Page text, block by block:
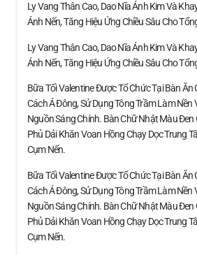
Ly Vang Thân Cao, Dao Nĩa Ánh Kim Và
Ánh Nến, Tăng Hiệu Ứng Chiều Sâu Cho
Ly Vang Thân Cao, Dao Nĩa Ánh Kim Và
Ánh Nến, Tăng Hiệu Ứng Chiều Sâu Cho
Bữa Tối Valentine Được Tổ Chức Tại Bàn Ăn
Cách Á Đông, Sử Dụng Tông Trầm Làm Nền
Nguồn Sáng Chính. Bàn Chữ Nhật Màu Đen
Phủ Dải Khăn Voan Hồng Chạy Dọc Trung
Cụm Nến.
Bữa Tối Valentine Được Tổ Chức Tại Bàn Ăn
Cách Á Đông, Sử Dụng Tông Trầm Làm Nền
Nguồn Sáng Chính. Bàn Chữ Nhật Màu Đen
Phủ Dải Khăn Voan Hồng Chạy Dọc Trung
Cụm Nến.